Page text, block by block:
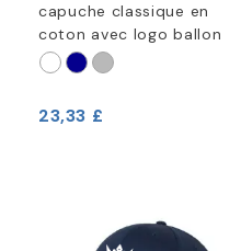
capuche classique en
coton avec logo ballon
23,33 £